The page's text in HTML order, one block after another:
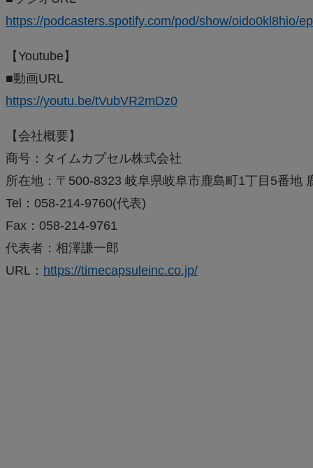
https://podcasters.spotify.com/pod/show/oido0kl8hio/
【Youtube】
■動画URL
https://youtu.be/tVubVR2mDz0
【会社概要】
商号：タイムカプセル株式会社
所在地：〒500-8323 岐阜県岐阜市鹿島町1丁目5番地
Tel：058-214-9760(代表)
Fax：058-214-9761
代表者：相澤謙一郎
URL： https://timecapsuleinc.co.jp/